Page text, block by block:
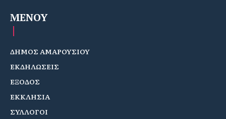
MENOY
ΔΗΜΟΣ ΑΜΑΡΟΥΣΙΟΥ
ΕΚΔΗΛΩΣΕΙΣ
ΕΞΟΔΟΣ
ΕΚΚΛΗΣΙΑ
ΣΥΛΛΟΓΟΙ